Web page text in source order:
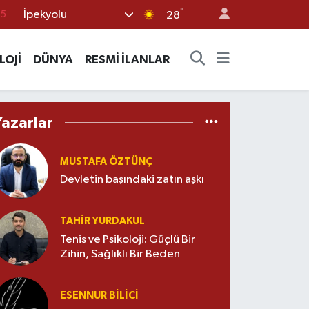
İpekyolu 28°
DÜNYA RESMİ İLANLAR
MUSTAFA ÖZTÜNÇ
Devletin başındaki zatın aşkı
TAHIR YURDAKUL
Tenis ve Psikoloji: Güçlü Bir
Zihin, Sağlıklı Bir Beden
ESENNUR BİLİCİ